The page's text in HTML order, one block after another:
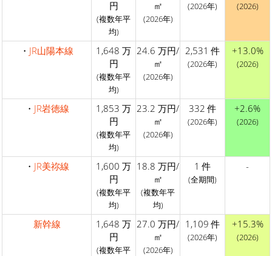
円
(複数年平
均)
㎡
(2026年)
(2026年) (2026)
・ JR山陽本線
1,648 万
円
(複数年平
均)
24.6 万円/
㎡
(2026年)
2,531 件
(2026年)
+13.0%
(2026)
・ JR岩徳線
1,853 万
円
(複数年平
均)
23.2 万円/
㎡
(2026年)
332 件
(2026年)
+2.6%
(2026)
・ JR美祢線
1,600 万
円
(複数年平
均)
18.8 万円/
㎡
(複数年平
均)
1 件
(全期間)
-
新幹線
1,648 万
円
(複数年平
27.0 万円/
㎡
(2026年)
1,109 件
(2026年)
+15.3%
(2026)